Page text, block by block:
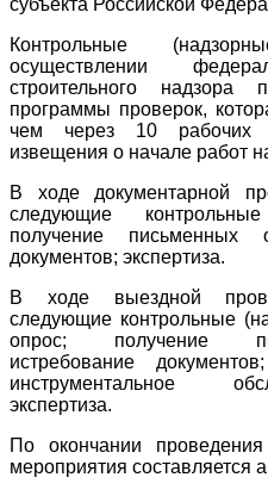
Контрольные
осуществлении
строительного надзора
программы проверок,
чем через 10 рабочих
извещения о начале работ
В ходе документарной
следующие
получение письменных
документов; экспертиза.
В ходе выездной
следующие контрольные
опрос; получение
истребование
инструментальное
экспертиза.
По окончании проведения
мероприятия составляется